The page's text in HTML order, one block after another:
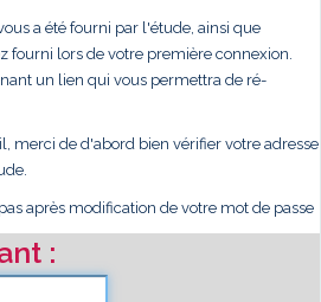
a été fourni par l'étude, ainsi que
fourni lors de votre première connexion.
un lien qui vous permettra de ré-
merci de d'abord bien vérifier votre adresse
après modification de votre mot de passe